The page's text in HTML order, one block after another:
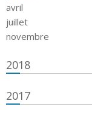
avril
juillet
novembre
2018
2017